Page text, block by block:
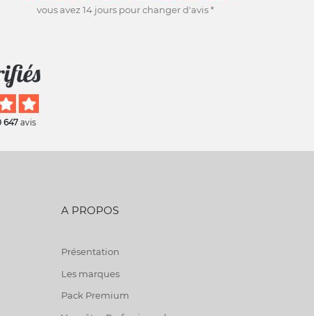
vous avez 14 jours pour changer d'avis *
647avis
A PROPOS
Présentation
Les marques
Pack Premium